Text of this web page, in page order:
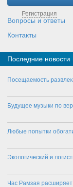
Регистрация
Вопросы и ответы
Контакты
Последние новости
Посещаемость
Будущее музыки по
Любые попытки
Экологический и
Час Рамзая